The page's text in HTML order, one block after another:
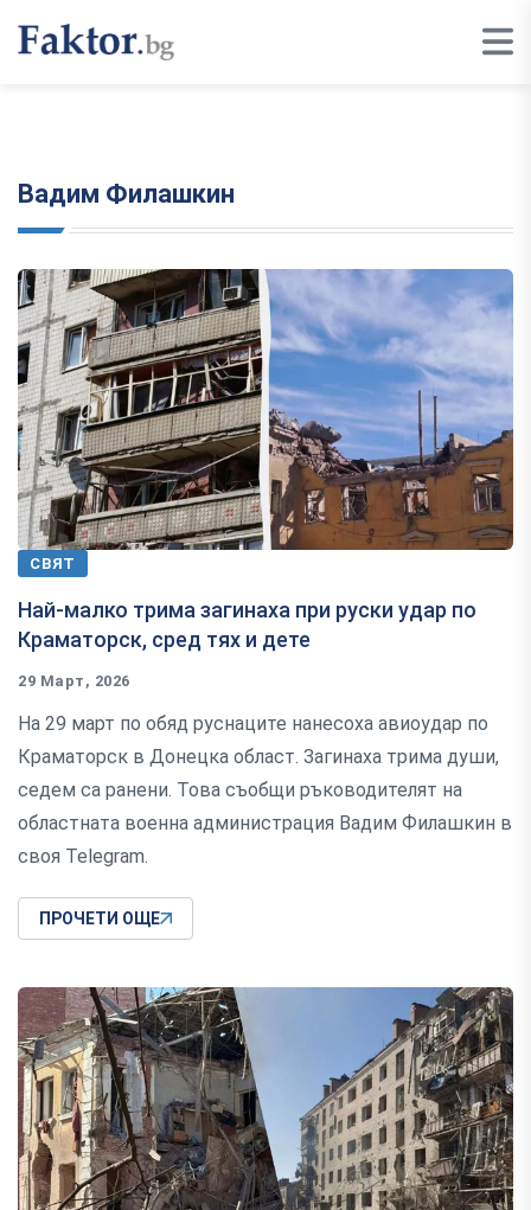
Вадим Филашкин
СВЯТ
Най-малко трима загинаха при руски удар по
Краматорск, сред тях и дете
29 Март, 2026
На 29 март по обяд руснаците нанесоха авиоудар по
Краматорск в Донецка област. Загинаха трима души,
седем са ранени. Това съобщи ръководителят на
областната военна администрация Вадим Филашкин в
своя Telegram.
ПРОЧЕТИ ОЩЕ